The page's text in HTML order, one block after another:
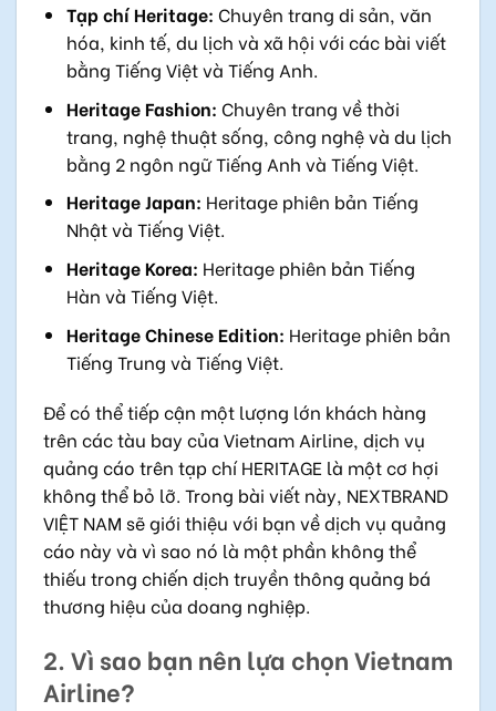
Tạp chí Heritage: Chuyên trang di sản, văn
hóa, kinh tế, du lịch và xã hội với các bài viết
bằng Tiếng Việt và Tiếng Anh.
Heritage Fashion: Chuyên trang về thời
trang, nghệ thuật sống, công nghệ và du lịch
bằng 2 ngôn ngữ Tiếng Anh và Tiếng Việt.
Heritage Japan: Heritage phiên bản Tiếng
Nhật và Tiếng Việt.
Heritage Korea: Heritage phiên bản Tiếng
Hàn và Tiếng Việt.
Heritage Chinese Edition: Heritage phiên bản
Tiếng Trung và Tiếng Việt.
Để có thể tiếp cận một lượng lớn khách hàng
trên các tàu bay của Vietnam Airline, dịch vụ
quảng cáo trên tạp chí HERITAGE là một cơ hợi
không thể bỏ lỡ. Trong bài viết này, NEXTBRAND
VIỆT NAM sẽ giới thiệu với bạn về dịch vụ quảng
cáo này và vì sao nó là một phần không thể
thiếu trong chiến dịch truyền thông quảng bá
thương hiệu của doang nghiệp.
2. Vì sao bạn nên lựa chọn Vietnam
Airline?